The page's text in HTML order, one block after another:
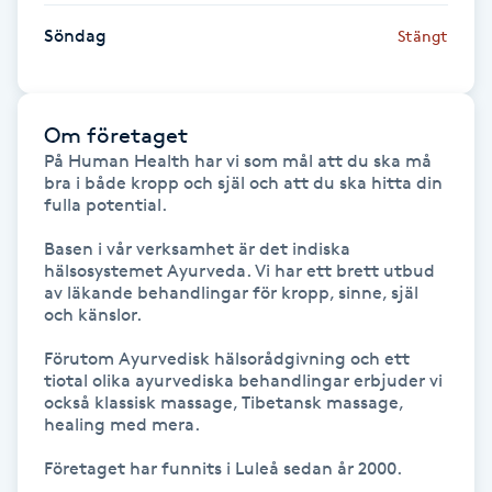
Gravidmassage
Gruppträning
Gua Sha-massage
Söndag Stängt
Om företaget
På Human Health har vi som mål att du ska må
bra i både kropp och själ och att du ska hitta din
fulla potential.
Basen i vår verksamhet är det indiska
hälsosystemet Ayurveda. Vi har ett brett utbud
av läkande behandlingar för kropp, sinne, själ
och känslor.
Förutom Ayurvedisk hälsorådgivning och ett
tiotal olika ayurvediska behandlingar erbjuder vi
också klassisk massage, Tibetansk massage,
healing med mera.
Företaget har funnits i Luleå sedan år 2000.